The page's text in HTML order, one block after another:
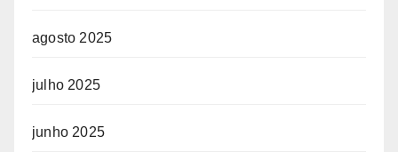
agosto 2025
julho 2025
junho 2025